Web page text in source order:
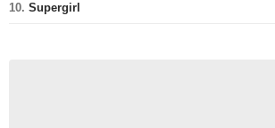
10. Supergirl